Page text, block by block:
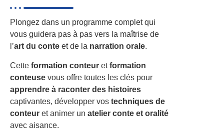
Plongez dans un programme complet qui
vous guidera pas à pas vers la maîtrise de
l’art du conte et de la narration orale.
Cette formation conteur etformation
conteuse vous offre toutes les clés pour
apprendre à raconter des histoires
captivantes, développer vos techniques de
conteur et animer un atelier conte et oralité
avec aisance.